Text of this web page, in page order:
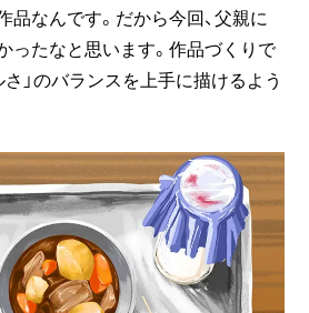
なんです。だから今回、父親に
ったなと思います。作品づくりで
」のバランスを上手に描けるよう